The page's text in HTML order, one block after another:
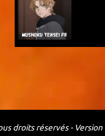
droits réservés -